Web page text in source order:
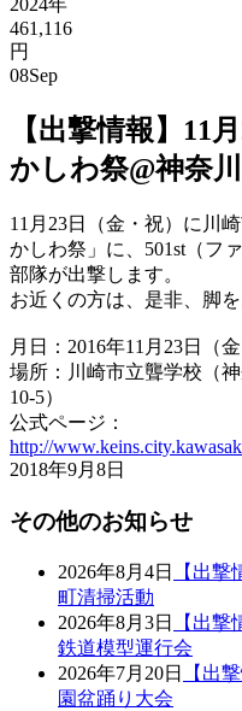
2024年
461,116
円
08Sep
【出撃情報】11
かしわ祭@神奈
11月23日（金・祝）に川
かしわ祭」に、501st（フ
部隊が出撃します。
お近くの方は、是非、脚を
月日：2016年11月23日（金
場所：川崎市立聾学校（
10-5）
公式ページ：
http://
2018年9月8日
その他のお知らせ
2026年8月4日
【出撃
町清掃活動
2026年8月3日
【出
鉄道模型運行会
2026年7月20日
【出
園盆踊り大会